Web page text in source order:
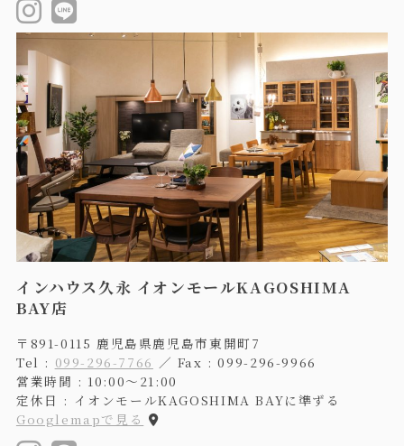
インハウス久永 イオンモールKAGOSHIMA
BAY店
〒891-0115 鹿児島県鹿児島市東開町7
Tel : 099-296-7766 ／ Fax : 099-296-9966
営業時間 : 10:00〜21:00
定休日 : イオンモールKAGOSHIMA BAYに準ずる
Googlemapで見る